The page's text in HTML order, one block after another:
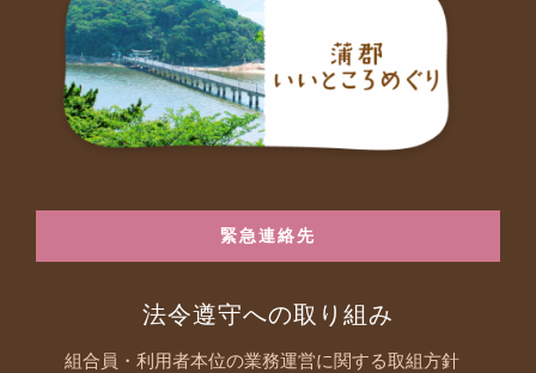
緊急連絡先
法令遵守への取り組み
組合員・利用者本位の業務運営に関する取組方針